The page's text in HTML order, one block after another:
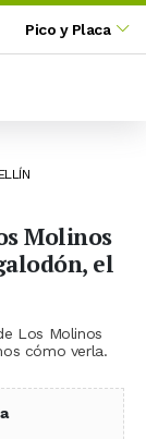
Pico y Placa
Molinos
el
Los Molinos
cómo verla.